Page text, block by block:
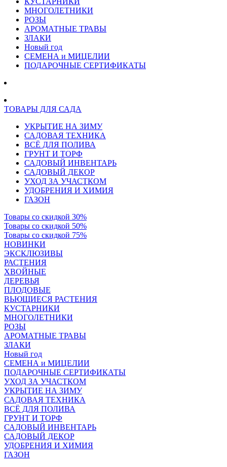
МНОГОЛЕТНИКИ
РОЗЫ
АРОМАТНЫЕ ТРАВЫ
ЗЛАКИ
Новый год
СЕМЕНА и МИЦЕЛИИ
ПОДАРОЧНЫЕ СЕРТИФИКАТЫ
ТОВАРЫ ДЛЯ САДА
УКРЫТИЕ НА ЗИМУ
САДОВАЯ ТЕХНИКА
ВСЁ ДЛЯ ПОЛИВА
ГРУНТ И ТОРФ
САДОВЫЙ ИНВЕНТАРЬ
САДОВЫЙ ДЕКОР
УХОД ЗА УЧАСТКОМ
УДОБРЕНИЯ И ХИМИЯ
ГАЗОН
Товары со скидкой 30%
Товары со скидкой 50%
Товары со скидкой 75%
НОВИНКИ
ЭКСКЛЮЗИВЫ
РАСТЕНИЯ
ХВОЙНЫЕ
ДЕРЕВЬЯ
ПЛОДОВЫЕ
ВЬЮЩИЕСЯ РАСТЕНИЯ
КУСТАРНИКИ
МНОГОЛЕТНИКИ
РОЗЫ
АРОМАТНЫЕ ТРАВЫ
ЗЛАКИ
Новый год
СЕМЕНА и МИЦЕЛИИ
ПОДАРОЧНЫЕ СЕРТИФИКАТЫ
УХОД ЗА УЧАСТКОМ
УКРЫТИЕ НА ЗИМУ
САДОВАЯ ТЕХНИКА
ВСЁ ДЛЯ ПОЛИВА
ГРУНТ И ТОРФ
САДОВЫЙ ИНВЕНТАРЬ
САДОВЫЙ ДЕКОР
УДОБРЕНИЯ И ХИМИЯ
ГАЗОН